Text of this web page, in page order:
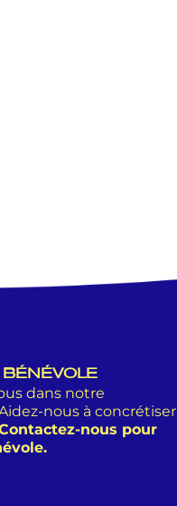
dans notre
nous à concrétiser
nous pour